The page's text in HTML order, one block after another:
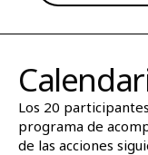
Los 20
programa de
de las acciones